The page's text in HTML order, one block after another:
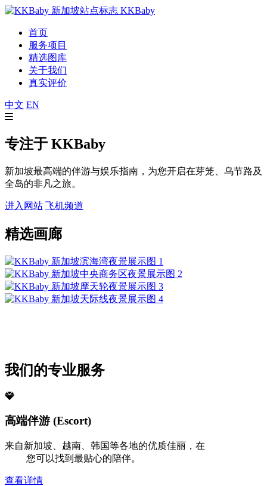
KKBaby
首页
服务项目
精选图库
关于我们
真实评价
中文 EN
专注于 KKBaby
新加坡最高端的伴游与娱乐指南，为您开启在芽笼、乌节路及
全岛的非凡之旅。
进入网站 飞机频道
精选画廊
我们的专业服务
高端伴游 (Escort)
来自新加坡、越南、韩国等各地的优质佳丽，在
您可以找到最贴心的陪伴。
查看详情